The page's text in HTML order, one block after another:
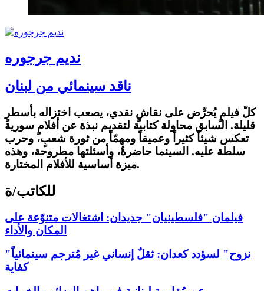
نديم جرجوره
ناقد سينمائي من لبنان
كلّ فيلمٍ يُحرِّض على نقاشٍ نقدي، يصعب اختزاله بأسطرٍ
قليلة. السابق محاولة كتابية لتقديم نبذة عن أفلامٍ سورية
تعكس شيئاً كثيراً وعميقاً ومهمّاً من ثورة شعبٍ، وحرب
سلطة عليه. السينما حاضرةٌ، وأسئلتها مطروحة، وهذه
ميزة أساسية للأفلام المختارة.
للكاتب/ة
فيلمان "فلسطينيان" جديدان: اشتغالات متنوّعة على
المكان والأداء
"نزوح" لسؤدد كعدان: ثقلٌ إنساني غير مُترجم سينمائياً
كفاية